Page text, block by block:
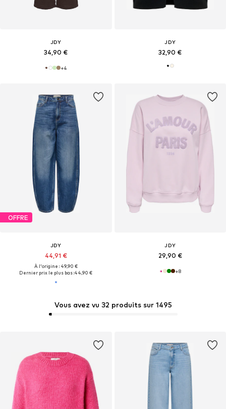
JDY
34,90 €
+4
JDY
32,90 €
OFFRE
JDY
44,91 €
À l'origine : 49,90 €
Dernier prix le plus bas :44,90 €
JDY
29,90 €
+8
Vous avez vu 32 produits sur 1495